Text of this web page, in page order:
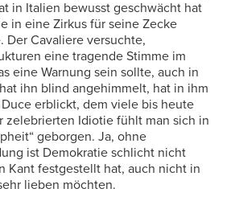
in Italien bewusst geschwächt hat
in eine Zirkus für seine Zecke
Cavaliere versuchte,
eine tragende Stimme im
eine Warnung sein sollte, auch in
ihn blind angehimmelt, hat in ihm
erblickt, dem viele bis heute
zelebrierten Idiotie fühlt man sich in
geborgen. Ja, ohne
ist Demokratie schlicht nicht
Kant festgestellt hat, auch nicht in
lieben möchten.